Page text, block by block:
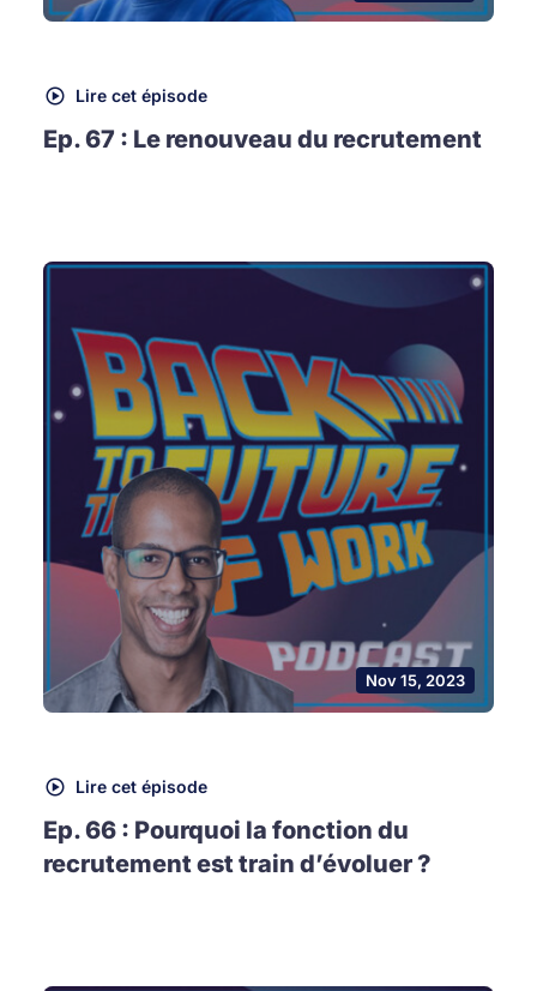
Lire cet épisode
Ep. 67 : Le renouveau du recrutement
Nov 15, 2023
Lire cet épisode
Ep. 66 : Pourquoi la fonction du
recrutement est train d’évoluer ?